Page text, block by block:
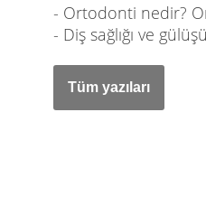
- Ortodonti nedir?
- Diş sağlığı ve